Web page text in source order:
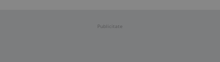
Publicitate